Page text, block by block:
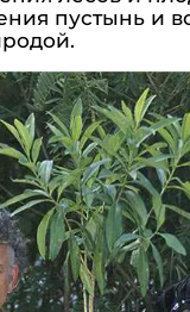
пустынь и